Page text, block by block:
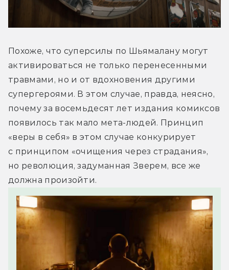
Похоже, что суперсилы по Шьямалану могут
активироваться не только перенесенными
травмами, но и от вдохновения другими
супергероями. В этом случае, правда, неясно,
почему за восемьдесят лет издания комиксов
появилось так мало мета-людей. Принцип
«веры в себя» в этом случае конкурирует
с принципом «очищения через страдания»,
но революция, задуманная Зверем, все же
должна произойти.